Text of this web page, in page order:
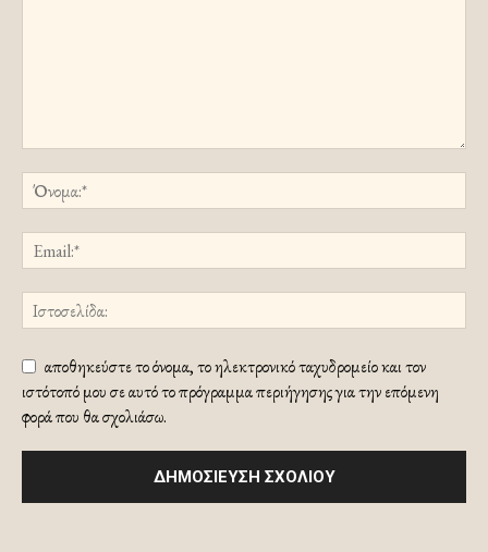
αποθηκεύστε το όνομα, το ηλεκτρονικό ταχυδρομείο και τον
ιστότοπό μου σε αυτό το πρόγραμμα περιήγησης για την επόμενη
φορά που θα σχολιάσω.